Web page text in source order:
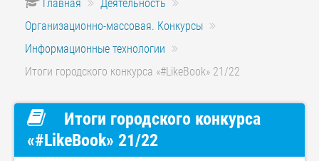
Главная
Деятельность
Организационно-массовая. Конкурсы
Информационные технологии
Итоги городского конкурса «#LikeBook» 21/22
Итоги городского конкурса
«#LikeBook» 21/22